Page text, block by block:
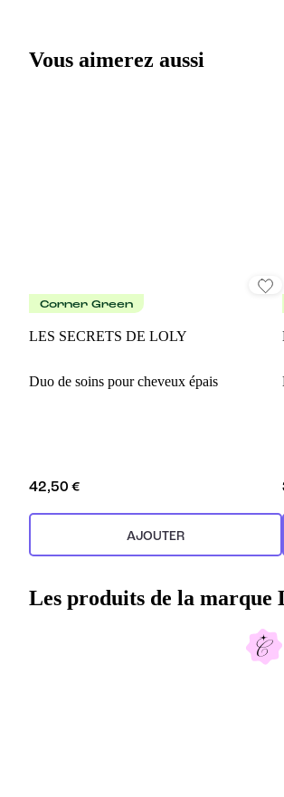
Vous aimerez aussi
Corner Green
LES SECRETS DE LOLY
Duo de soins pour cheveux épais
42,50 €
AJOUTER
Les produits de la marque